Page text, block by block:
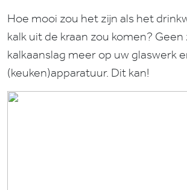
Hoe mooi zou het zijn als het
kalk uit de kraan zou komen?
kalkaanslag meer op uw glaswerk
(keuken)apparatuur. Dit kan!